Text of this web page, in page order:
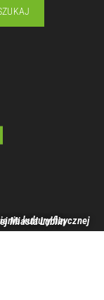
pomocy finansowej Miasta Lublin